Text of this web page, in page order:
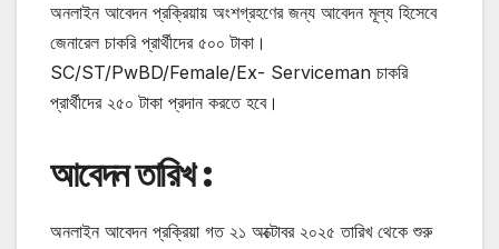
অনলাইন আবেদন প্রক্রিয়ায় অংশগ্রহণের জন্য আবেদন মূল্য হিসেবে
জেনারেল চাকরি প্রার্থীদের ৫০০ টাকা।
SC/ST/PwBD/Female/Ex- Serviceman চাকরি
প্রার্থীদের ২৫০ টাকা প্রদান করতে হবে।
আবেদন তারিখ :
অনলাইন আবেদন প্রক্রিয়া গত ২১ অক্টোবর ২০২৫ তারিখ থেকে শুরু